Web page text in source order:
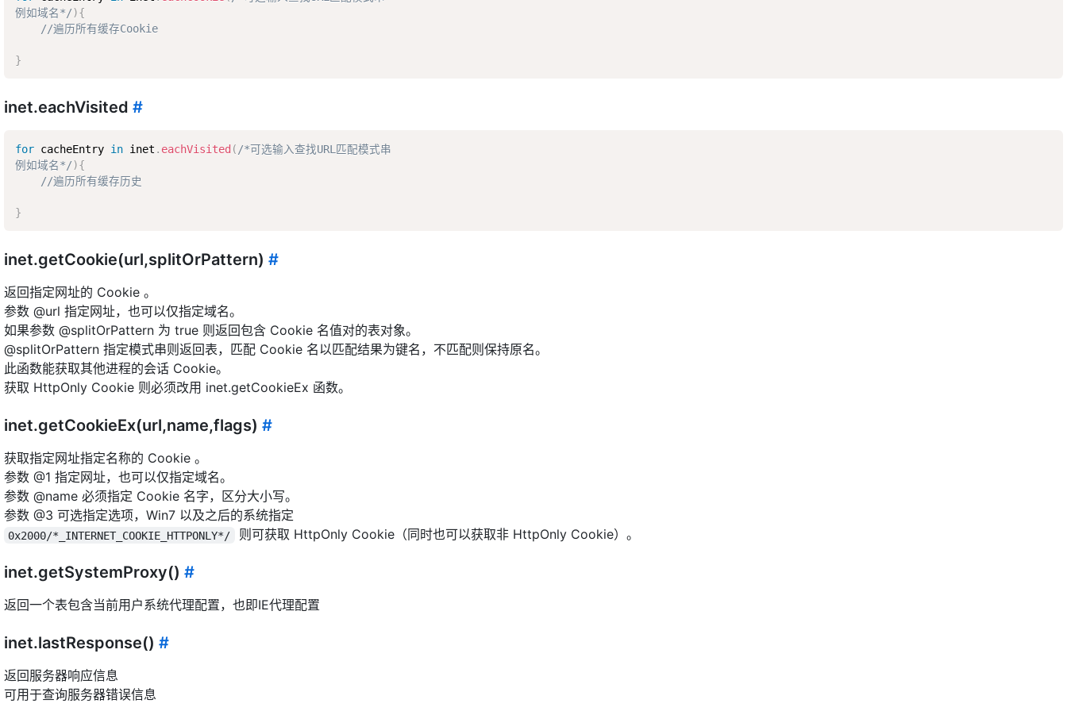
例如域名*/){
//遍历所有缓存Cookie
}
inet.eachVisited #
for cacheEntry in inet . eachVisited ( /*可选输入查找URL匹配模式串
例如域名*/){
//遍历所有缓存历史
}
inet.getCookie(url,splitOrPattern) #
返回指定网址的 Cookie 。
参数 @url 指定网址，也可以仅指定域名。
如果参数 @splitOrPattern 为 true 则返回包含 Cookie 名值对的表对象。
@splitOrPattern 指定模式串则返回表，匹配 Cookie 名以匹配结果为键名，不匹配则保持原名。
此函数能获取其他进程的会话 Cookie。
获取 HttpOnly Cookie 则必须改用 inet.getCookieEx 函数。
inet.getCookieEx(url,name,flags) #
获取指定网址指定名称的 Cookie 。
参数 @1 指定网址，也可以仅指定域名。
参数 @name 必须指定 Cookie 名字，区分大小写。
参数 @3 可选指定选项，Win7 以及之后的系统指定
0x2000/*_INTERNET_COOKIE_HTTPONLY*/ 则可获取 HttpOnly Cookie（同时也可以获取非 HttpOnly Cookie）。
inet.getSystemProxy() #
返回一个表包含当前用户系统代理配置，也即IE代理配置
inet.lastResponse() #
返回服务器响应信息
可用于查询服务器错误信息